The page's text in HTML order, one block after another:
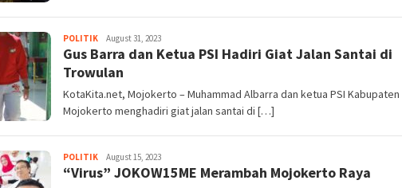
POLITIK Redaksi
August 31, 2023
Gus Barra dan Ketua PSI Hadiri Giat Jalan Santai di
Trowulan
KotaKita.net, Mojokerto – Muhammad Albarra dan ketua PSI Kabupaten
Mojokerto menghadiri giat jalan santai di […]
POLITIK Redaksi
August 15, 2023
“Virus” JOKOW15ME Merambah Mojokerto Raya